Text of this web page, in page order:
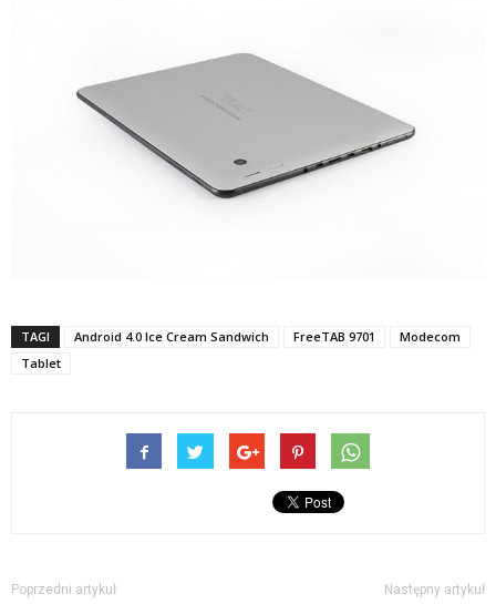
TAGI Android 4.0 Ice Cream Sandwich FreeTAB 9701
Modecom
Tablet
Poprzedni artykuł Następny artykuł